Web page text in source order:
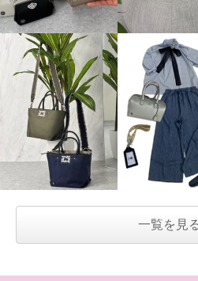
コモエリークローゼット 異素材
コンビネーション バルーンスリ
ーブブラウス
オフホワイト Ｓ
¥0
老
薄
プ
¥0
一覧を見